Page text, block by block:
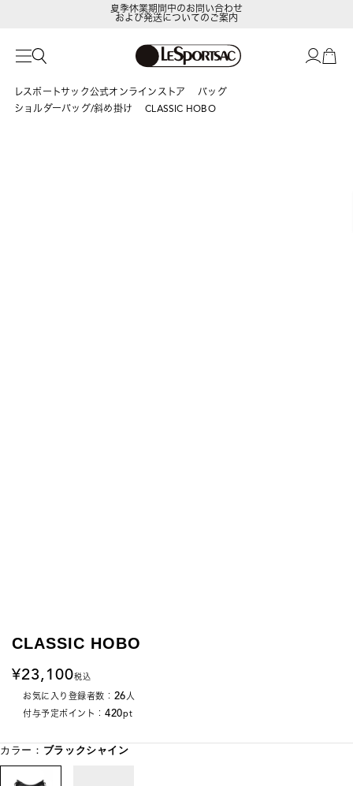
LeSportsac Member's Club
および発送についてのご案内
レスポートサック公式オンラインストア
バッグ
ショルダーバッグ/斜め掛け
CLASSIC HOBO
CLASSIC HOBO
23,100税込
お気に入り登録者数： 26人
付与予定ポイント： 420pt
カラー： ブラックシャイン